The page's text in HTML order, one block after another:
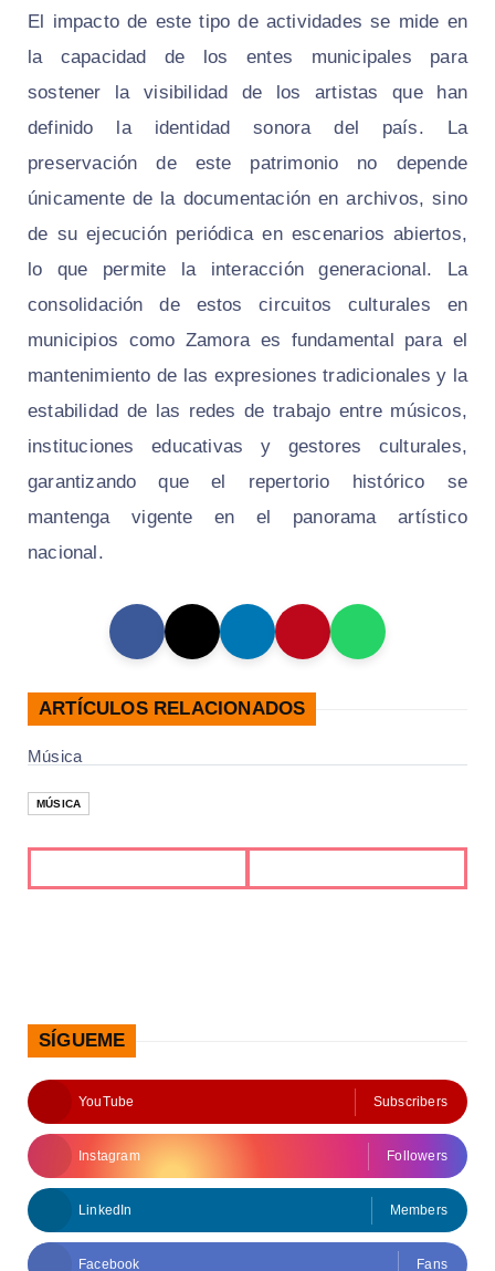
El impacto de este tipo de actividades se mide en
la capacidad de los entes municipales para
sostener la visibilidad de los artistas que han
definido la identidad sonora del país. La
preservación de este patrimonio no depende
únicamente de la documentación en archivos, sino
de su ejecución periódica en escenarios abiertos,
lo que permite la interacción generacional. La
consolidación de estos circuitos culturales en
municipios como Zamora es fundamental para el
mantenimiento de las expresiones tradicionales y la
estabilidad de las redes de trabajo entre músicos,
instituciones educativas y gestores culturales,
garantizando que el repertorio histórico se
mantenga vigente en el panorama artístico
nacional.
ARTÍCULOS RELACIONADOS
Música
MÚSICA
SÍGUEME
YouTube Subscribers
Instagram Followers
LinkedIn Members
Facebook Fans